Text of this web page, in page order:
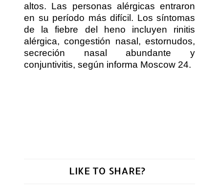
altos. Las personas alérgicas entraron
en su período más difícil. Los síntomas
de la fiebre del heno incluyen rinitis
alérgica, congestión nasal, estornudos,
secreción nasal abundante y
conjuntivitis, según informa Moscow 24.
LIKE TO SHARE?